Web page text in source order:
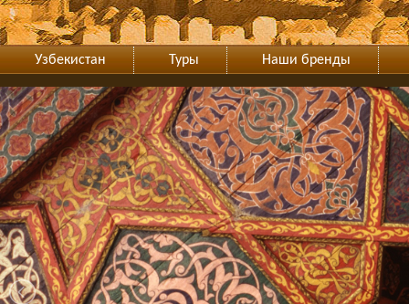
Узбекистан Туры Наши бренды